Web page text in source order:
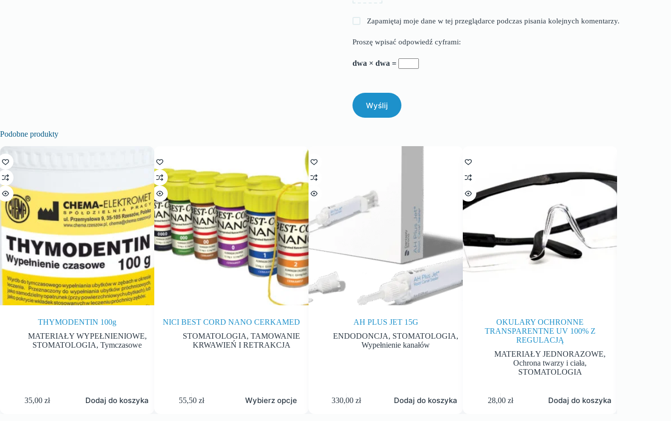
Zapamiętaj moje dane w tej przeglądarce podczas pisania kolejnych komentarzy.
Proszę wpisać odpowiedź cyframi:
dwa × dwa =
Wyślij
Podobne produkty
THYMODENTIN 100g
MATERIAŁY WYPEŁNIENIOWE,
STOMATOLOGIA,Tymczasowe
35,00zł Dodaj do koszyka
NICI BEST CORD NANO CERKAMED
STOMATOLOGIA,TAMOWANIE
KRWAWIEŃ I RETRAKCJA
55,50zł Wybierz opcje
AH PLUS JET 15G
ENDODONCJA, STOMATOLOGIA,
Wypełnienie kanałów
330,00 zł Dodaj do koszyka
OKULARY OCHRONNE
TRANSPARENTNE UV 100% Z
REGULACJĄ
MATERIAŁY JEDNORAZOWE,
Ochrona twarzy i ciała,
STOMATOLOGIA
28,00 zł Dodaj do koszyka